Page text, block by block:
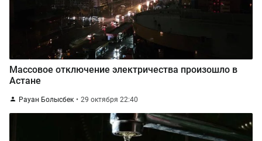
Массовое отключение электричества произошло в
Астане
Рауан Болысбек 29 октября 22:40